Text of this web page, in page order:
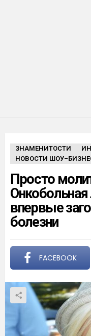
ЗНАМЕНИТОСТИ
НОВОСТИ ШОУ-
Просто
впервые
болезни
FACEBOOK